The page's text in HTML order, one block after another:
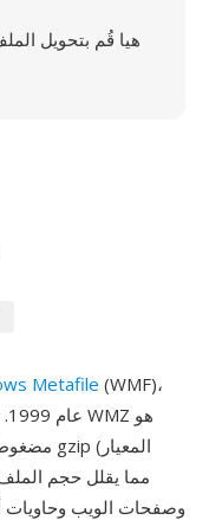
هيا قُم بتحويل
Metafile (WMF)،